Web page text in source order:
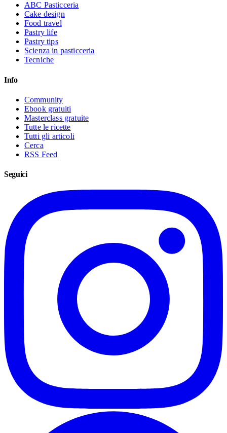
ABC Pasticceria
Cake design
Food travel
Pastry life
Pastry tips
Scienza in pasticceria
Tecniche
Info
Community
Ebook gratuiti
Masterclass gratuite
Tutte le ricette
Tutti gli articoli
Cerca
RSS Feed
Seguici